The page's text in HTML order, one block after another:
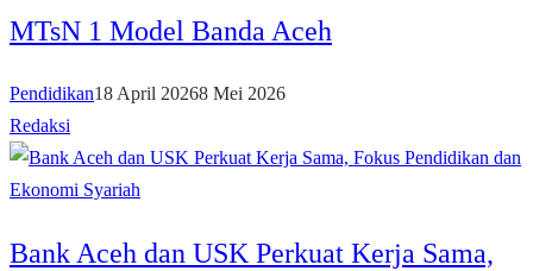
MTsN 1 Model Banda Aceh
Pendidikan18 April 20268 Mei 2026
Redaksi
Bank Aceh dan USK Perkuat Kerja Sama,